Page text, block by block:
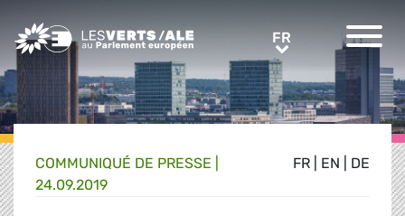
Greens/EFA Home FR
FR EN DE
COMMUNIQUÉ DE PRESSE
24.09.2019